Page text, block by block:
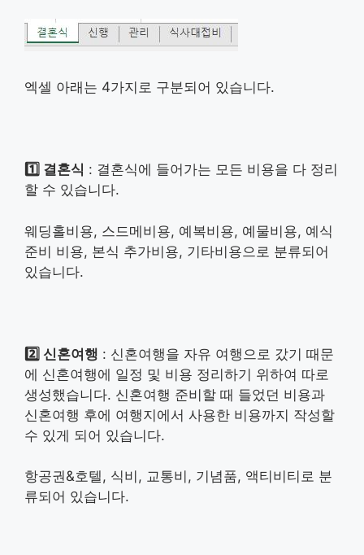
엑셀 아래는 4가지로 구분되어 있습니다.
1️⃣ 결혼식 : 결혼식에 들어가는 모든 비용을 다 정리
할 수 있습니다.
웨딩홀비용, 스드메비용, 예복비용, 예물비용, 예식
준비 비용, 본식 추가비용, 기타비용으로 분류되어
있습니다.
2️⃣ 신혼여행 : 신혼여행을 자유 여행으로 갔기 때문
에 신혼여행에 일정 및 비용 정리하기 위하여 따로
생성했습니다. 신혼여행 준비할 때 들었던 비용과
신혼여행 후에 여행지에서 사용한 비용까지 작성할
수 있게 되어 있습니다.
항공권&호텔, 식비, 교통비, 기념품, 액티비티로 분
류되어 있습니다.